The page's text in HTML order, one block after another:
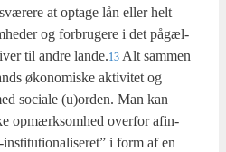
at opta­ge lån eller helt
og for­bru­ge­re i det pågæl­
til andre lande.13 Alt sam­men
øko­no­mi­ske akti­vi­tet og
soci­a­le (u)orden. Man kan
opmærk­som­hed over­for afin­
i form af en